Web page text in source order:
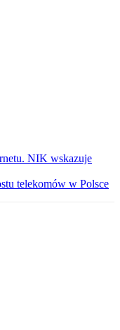
NIK wskazuje
telekomów w Polsce